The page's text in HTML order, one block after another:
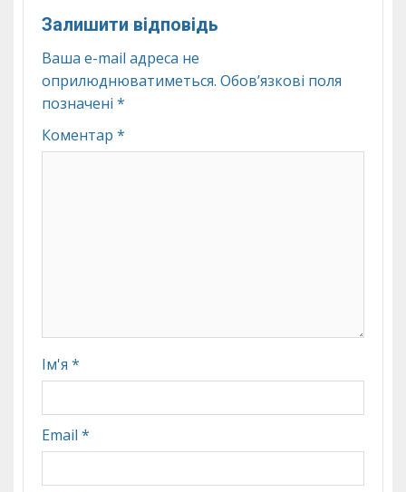
Залишити відповідь
Ваша e-mail адреса не
оприлюднюватиметься. Обов’язкові поля
позначені *
Коментар *
Ім'я *
Email *